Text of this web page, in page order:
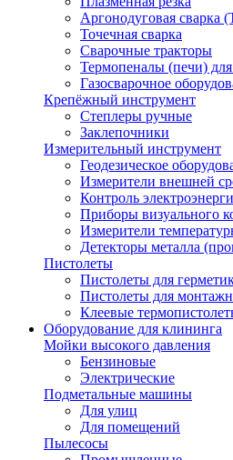
Аргонодуговая сварка
Точечная сварка
Сварочные тракторы
Термопеналы (печи) для
Газосварочное
Крепёжный инструмент
Степлеры ручные
Заклепочники
Измерительный инструмент
Геодезическое
Измерители внешней
Контроль
Приборы визуального
Измерители
Детекторы металла
Пистолеты
Пистолеты для
Пистолеты для
Клеевые
Оборудование для клининга
Мойки высокого давления
Бензиновые
Электрические
Подметальные машины
Для улиц
Для помещений
Пылесосы